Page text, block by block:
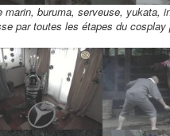
marin, buruma, serveuse, yukata,
par toutes les étapes du cosplay